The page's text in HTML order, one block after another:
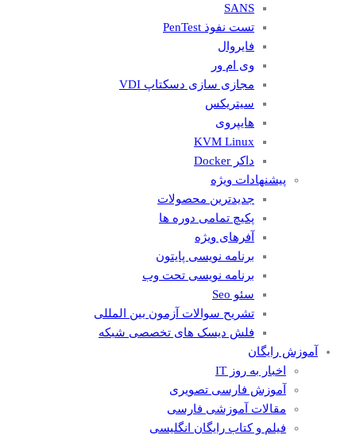
SANS
تست نفوذ PenTest
فایروال
وی ام ور
مجازی سازی دسکتاپ VDI
سیتریکس
هایپروی
KVM Linux
داکر Docker
پیشنهادات ویژه
جدیدترین محصولات
پکیچ تمامی دوره ها
آفرهای ویژه
برنامه نویسی پایتون
برنامه نویسی تحت وب
سئو Seo
تشریح سوالات آزمون بین المللی
فلش دیسک های تخصصی شبکه
آموزش رایگان
اخبار به روز IT
آموزش فارسی تصویری
مقالات آموزشی فارسی
فیلم و کتاب رایگان انگلیسی